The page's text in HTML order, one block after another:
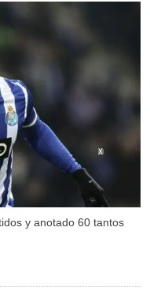
y anotado 60 tantos
X